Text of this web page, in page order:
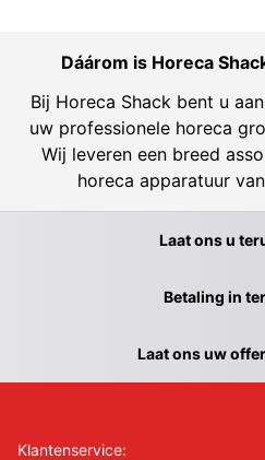
Dáárom is Horeca
Bij Horeca Shack bent u
uw professionele horeca
Wij leveren een breed
horeca apparatuur
Laat ons u
Betaling in
Laat ons uw
Klantenservice: